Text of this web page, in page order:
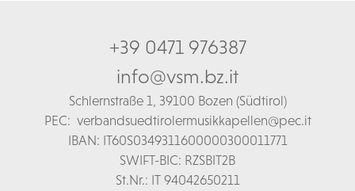
+39 0471 976387
info@vsm.bz.it
Schlernstraße 1, 39100 Bozen (Südtirol)
PEC: verbandsuedtirolermusikkapellen@pec.it
IBAN: IT60S0349311600000300011771
SWIFT-BIC: RZSBIT2B
St.Nr.: IT 94042650211